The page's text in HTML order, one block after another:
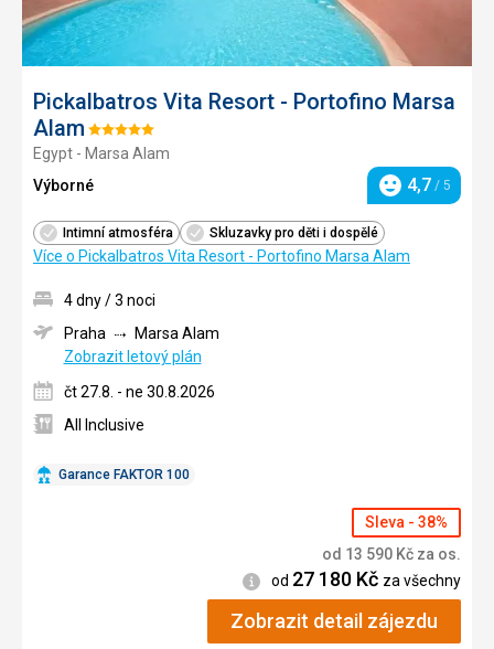
Pickalbatros Vita Resort - Portofino Marsa
Alam Hodnocení:
5/5
Egypt - Marsa Alam
Výborné
Hodnocení
4,7 / 5
Intimní atmosféra Skluzavky pro děti i dospělé
Více o Pickalbatros Vita Resort - Portofino Marsa Alam
Garance FAKTOR 100
4 dny / 3 noci
Praha
Marsa Alam
Zobrazit letový plán
čt 27.8. - ne 30.8.2026
All Inclusive
Sleva - 38%
od 13 590 Kč za os.
Informace
od 27 180 Kč za všechny
Zobrazit detail zájezdu